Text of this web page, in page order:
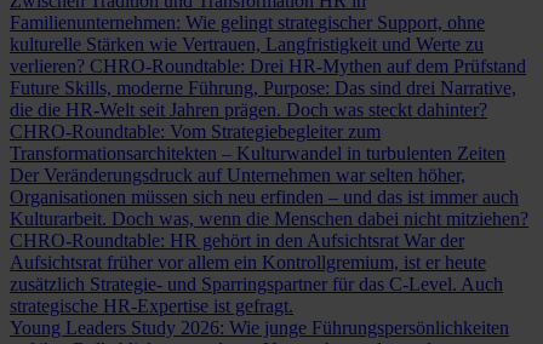
Familienunternehmen: Wie gelingt strategischer Support, ohne
kulturelle Stärken wie Vertrauen, Langfristigkeit und Werte zu
verlieren? CHRO-Roundtable: Drei HR-Mythen auf dem Prüfstand
Future Skills, moderne Führung, Purpose: Das sind drei Narrative,
die die HR-Welt seit Jahren prägen. Doch was steckt dahinter?
CHRO-Roundtable: Vom Strategiebegleiter zum
Transformationsarchitekten – Kulturwandel in turbulenten Zeiten
Der Veränderungsdruck auf Unternehmen war selten höher,
Organisationen müssen sich neu erfinden – und das ist immer auch
Kulturarbeit. Doch was, wenn die Menschen dabei nicht mitziehen?
CHRO-Roundtable: HR gehört in den Aufsichtsrat War der
Aufsichtsrat früher vor allem ein Kontrollgremium, ist er heute
zusätzlich Strategie- und Sparringspartner für das C-Level. Auch
strategische HR-Expertise ist gefragt.
Young Leaders Study 2026: Wie junge Führungspersönlichkeiten